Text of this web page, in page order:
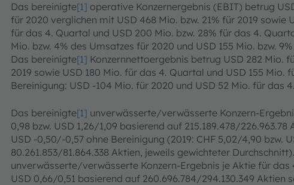
Das bereinigte[1] operative Konzernergebnis (EBIT) betrug
für 2020 verglichen mit USD 468 Mio. bzw. 21% für 2019 sowie
für das 4. Quartal und USD 200 Mio. bzw. 28% für das 4.
Mio. bzw. 4% des Umsatzes für 2020 und USD 155 Mio. bzw.
Das bereinigte[1] Konzernnettoergebnis betrug USD 282 Mio.
2019 sowie USD 180 Mio. für das 4. Quartal und USD 155 Mio.
Bereinigung: USD -104 Mio. für 2020 und USD 52 Mio. für das
Das bereinigte[1] unverwässerte/verwässerte Konzern-
0,98 bzw. USD 1,26/1,09 basierend auf 215.189.478/
USD -0,50/-0,57 ohne Bereinigung (2019: CHF 5,02/4,90 bzw.
80.261.853/81.864.338 Aktien, jeweils gewichteter
unverwässerte/verwässerte Konzern-Ergebnis je Aktie für das
USD 0,66/0,51 basierend auf 260.696.784/294.130.349 Aktien